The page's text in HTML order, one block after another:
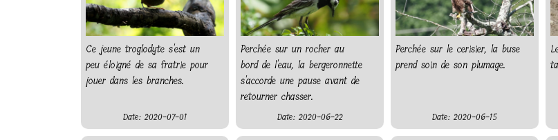
Ce jeune troglodyte s'est un
peu éloigné de sa fratrie pour
jouer dans les branches.
Date: 2020-07-01
Perchée sur un rocher au
bord de l'eau, la bergeronnette
s'accorde une pause avant de
retourner chasser.
Date: 2020-06-22
Perchée sur le cerisier, la buse
prend soin de son plumage.
Date: 2020-06-15